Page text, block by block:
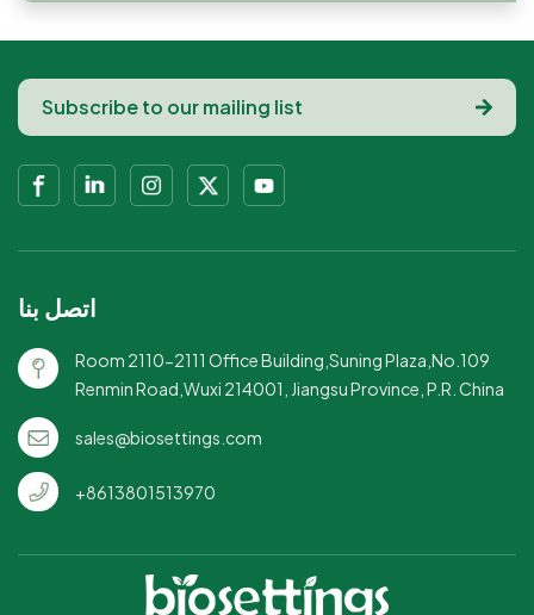
اتصل بنا
Room 2110-2111 Office Building,Suning Plaza,No.109
Renmin Road,Wuxi 214001, Jiangsu Province, P.R. China
sales@biosettings.com
+8613801513970